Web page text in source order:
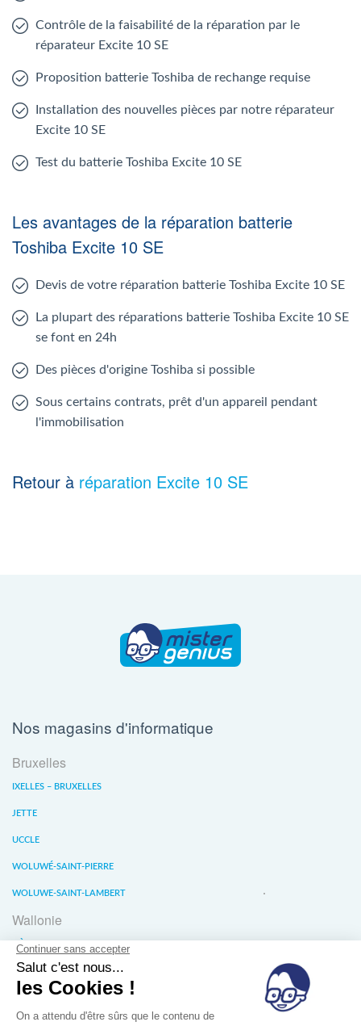
Contrôle de la faisabilité de la réparation par le
réparateur Excite 10 SE
Proposition batterie Toshiba de rechange requise
Installation des nouvelles pièces par notre réparateur
Excite 10 SE
Test du batterie Toshiba Excite 10 SE
Les avantages de la réparation batterie
Toshiba Excite 10 SE
Devis de votre réparation batterie Toshiba Excite 10 SE
La plupart des réparations batterie Toshiba Excite 10 SE
se font en 24h
Des pièces d'origine Toshiba si possible
Sous certains contrats, prêt d'un appareil pendant
l'immobilisation
Retour à réparation Excite 10 SE
Nos magasins d'informatique
Bruxelles
IXELLES – BRUXELLES
JETTE
UCCLE
WOLUWÉ-SAINT-PIERRE
WOLUWE-SAINT-LAMBERT
Wallonie
LIÈGE
WATERLOO
WAVRE